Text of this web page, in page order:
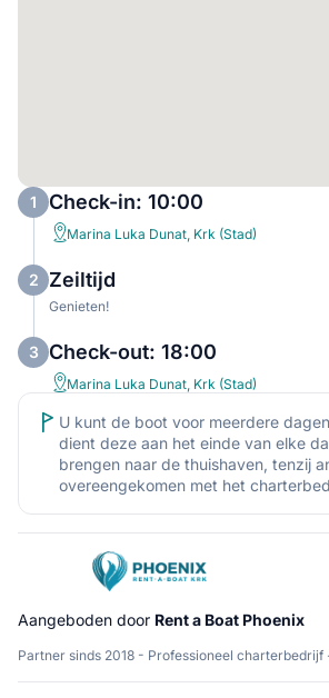
1 Check-in: 10:00
Marina Luka Dunat, Krk (Stad)
2 Zeiltijd
Genieten!
3 Check-out: 18:00
Marina Luka Dunat, Krk (Stad)
U kunt de boot voor meerdere
dient deze aan het einde van elke
brengen naar de thuishaven, tenzij
overeengekomen met het
Aangeboden door Rent a Boat Phoenix
Partner sinds 2018 - Professioneel